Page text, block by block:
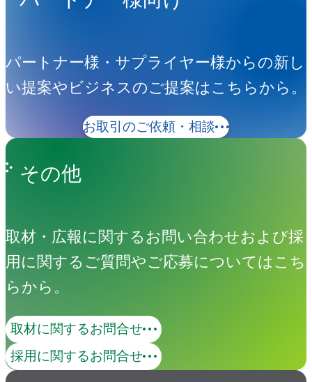
パートナー様・サプライヤー様からの新し
い提案やビジネスのご提案はこちらから。
お取引のご依頼・相談
その他
取材・広報に関するお問い合わせおよび採
用に関するご質問やご応募についてはこち
らから。
取材に関するお問合せ
採用に関するお問合せ